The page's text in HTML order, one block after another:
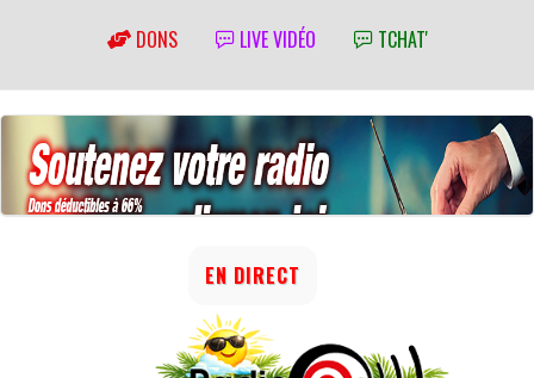
DONS LIVE VIDÉO TCHAT'
EN DIRECT